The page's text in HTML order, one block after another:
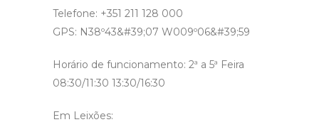
Telefone: +351 211 128 000
GPS: N38º43&#39;07 W009º06&#39;59
Horário de funcionamento: 2ª a 5ª Feira
08:30/11:30 13:30/16:30
Em Leixões: